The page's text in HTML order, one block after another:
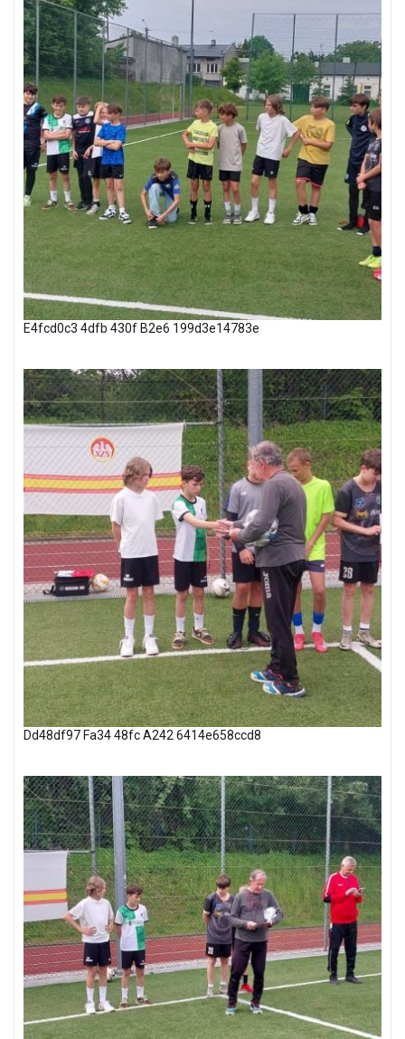
E4fcd0c3 4dfb 430f B2e6 199d3e14783e
Dd48df97 Fa34 48fc A242 6414e658ccd8